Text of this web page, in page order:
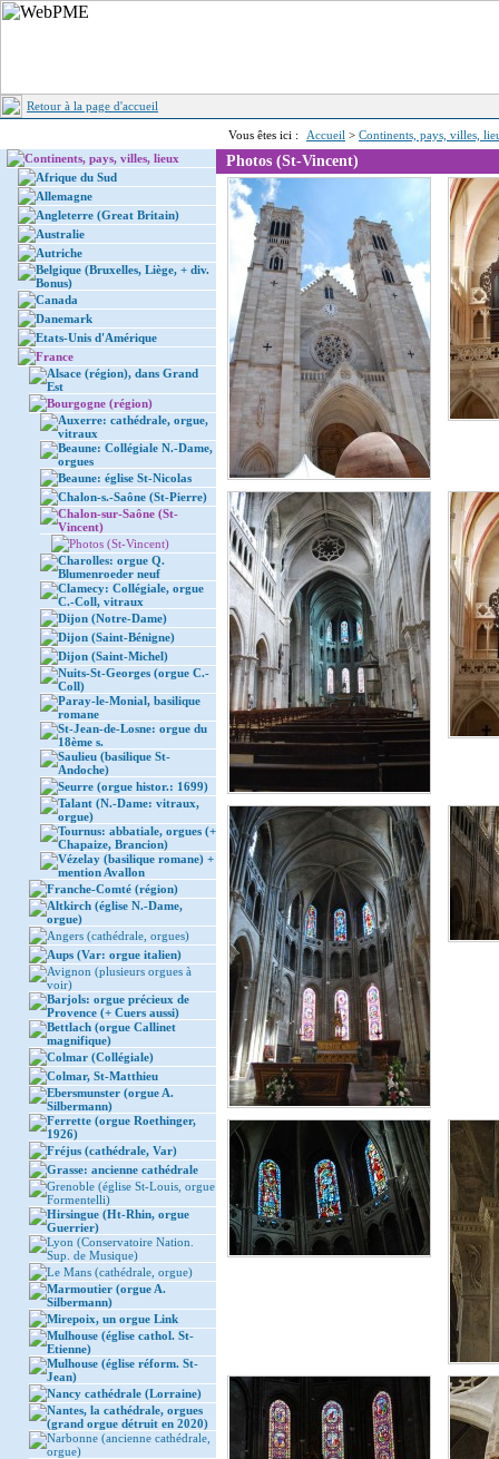
Retour à la page d'accueil
Vous êtes ici : Accueil > Continents, pays, villes,
Continents, pays, villes, lieux
Afrique du Sud
Allemagne
Angleterre (Great Britain)
Australie
Autriche
Belgique (Bruxelles, Liège, + div.
Bonus)
Canada
Danemark
Etats-Unis d'Amérique
France
Alsace (région), dans Grand
Est
Bourgogne (région)
Auxerre: cathédrale, orgue,
vitraux
Beaune: Collégiale N.-Dame,
orgues
Beaune: église St-Nicolas
Chalon-s.-Saône (St-Pierre)
Chalon-sur-Saône (St-
Vincent)
Photos (St-Vincent)
Charolles: orgue Q.
Blumenroeder neuf
Clamecy: Collégiale, orgue
C.-Coll, vitraux
Dijon (Notre-Dame)
Dijon (Saint-Bénigne)
Dijon (Saint-Michel)
Nuits-St-Georges (orgue C.-
Coll)
Paray-le-Monial, basilique
romane
St-Jean-de-Losne: orgue du
18ème s.
Saulieu (basilique St-
Andoche)
Seurre (orgue histor.: 1699)
Talant (N.-Dame: vitraux,
orgue)
Tournus: abbatiale, orgues (+
Chapaize, Brancion)
Vézelay (basilique romane) +
mention Avallon
Franche-Comté (région)
Altkirch (église N.-Dame,
orgue)
Angers (cathédrale, orgues)
Aups (Var: orgue italien)
Avignon (plusieurs orgues à
voir)
Barjols: orgue précieux de
Provence (+ Cuers aussi)
Bettlach (orgue Callinet
magnifique)
Colmar (Collégiale)
Colmar, St-Matthieu
Ebersmunster (orgue A.
Silbermann)
Ferrette (orgue Roethinger,
1926)
Fréjus (cathédrale, Var)
Grasse: ancienne cathédrale
Grenoble (église St-Louis, orgue
Formentelli)
Hirsingue (Ht-Rhin, orgue
Guerrier)
Lyon (Conservatoire Nation.
Sup. de Musique)
Le Mans (cathédrale, orgue)
Marmoutier (orgue A.
Silbermann)
Mirepoix, un orgue Link
Mulhouse (église cathol. St-
Etienne)
Mulhouse (église réform. St-
Jean)
Nancy cathédrale (Lorraine)
Nantes, la cathédrale, orgues
(grand orgue détruit en 2020)
Narbonne (ancienne cathédrale,
orgue)
Photos (St-Vincent)